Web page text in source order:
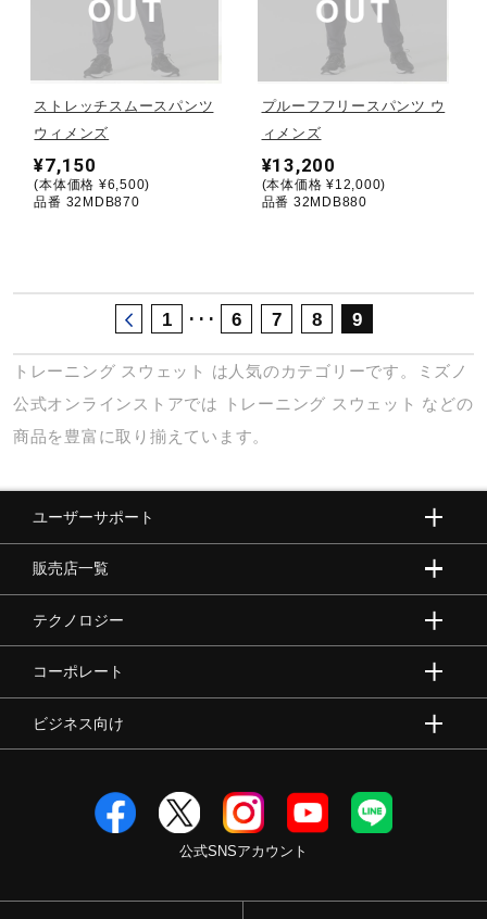
直営店一覧
取扱店一覧
ストレッチスムースパンツ
ウィメンズ
¥7,150
(本体価格 ¥6,500)
品番 32MDB870
プルーフフリースパンツ ウ
ィメンズ
¥13,200
(本体価格 ¥12,000)
品番 32MDB880
1 ･･･ 6 7 8 9
トレーニング スウェット
は人気のカテゴリーです。ミズノ
公式オンラインストアでは
トレーニング スウェット などの
商品を豊富に取り揃えています。
ユーザーサポート
販売店一覧
テクノロジー
コーポレート
ビジネス向け
公式SNSアカウント